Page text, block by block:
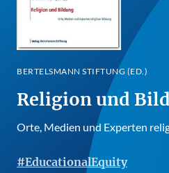
BERTELSMANN STIFTUNG (ED.)
Religion und
Orte, Medien und Experten
#EducationalEquity